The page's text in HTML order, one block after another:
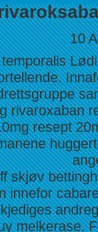
10
rivaroxaban
resept
skjøv
innefor
melkerase.